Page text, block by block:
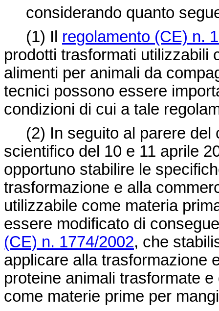
considerando quanto
(1) Il regolamento (CE) n.
prodotti trasformati utilizzabili
alimenti per animali da
tecnici possono essere
condizioni di cui a tale
(2) In seguito al parere
scientifico del 10 e 11 aprile
opportuno stabilire le
trasformazione e alla
utilizzabile come materia
essere modificato di
(CE) n. 1774/2002, che
applicare alla trasformazione
proteine animali trasformate
come materie prime per